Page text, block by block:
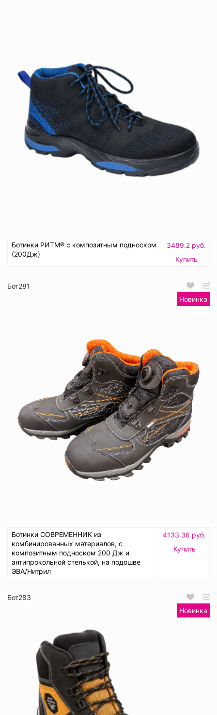
Ботинки РИТМ® с композитным подноском
(200Дж)
3489.2 руб.
Купить
Бот281
Новинка
Ботинки СОВРЕМЕННИК из
комбинированных материалов, с
композитным подноском 200 Дж и
антипрокольной стелькой, на подошве
ЭВА/Нитрил
4133.36 руб.
Купить
Бот283
Новинка